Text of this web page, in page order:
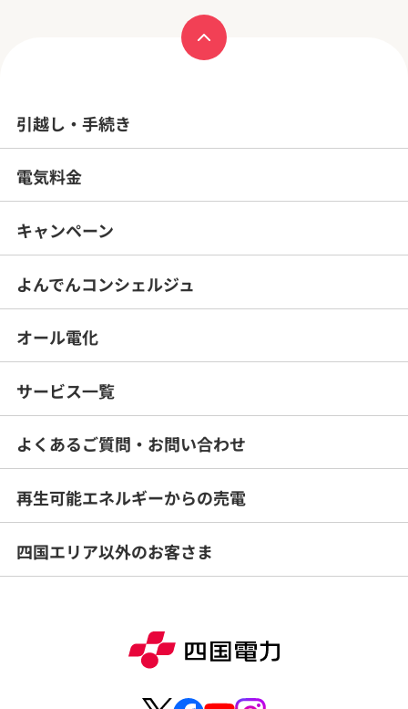
引越し・手続き
電気料金
キャンペーン
よんでんコンシェルジュ
オール電化
サービス一覧
よくあるご質問・ お問い合わせ
再生可能エネルギーからの売電
四国エリア以外のお客さま